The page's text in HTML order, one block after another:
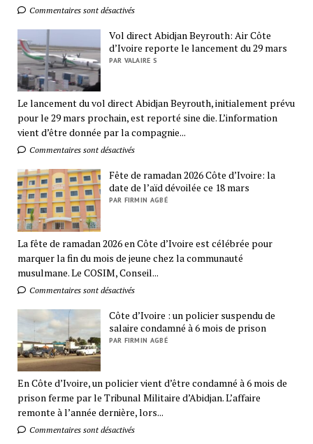
Commentaires sont désactivés
Vol direct Abidjan Beyrouth: Air Côte
d’Ivoire reporte le lancement du 29 mars
PAR VALAIRE S
Le lancement du vol direct Abidjan Beyrouth, initialement prévu
pour le 29 mars prochain, est reporté sine die. L’information
vient d’être donnée par la compagnie...
Commentaires sont désactivés
Fête de ramadan 2026 Côte d’Ivoire: la
date de l’aïd dévoilée ce 18 mars
PAR FIRMIN AGBÉ
La fête de ramadan 2026 en Côte d’Ivoire est célébrée pour
marquer la fin du mois de jeune chez la communauté
musulmane. Le COSIM, Conseil...
Commentaires sont désactivés
Côte d’Ivoire : un policier suspendu de
salaire condamné à 6 mois de prison
PAR FIRMIN AGBÉ
En Côte d’Ivoire, un policier vient d’être condamné à 6 mois de
prison ferme par le Tribunal Militaire d’Abidjan. L’affaire
remonte à l’année dernière, lors...
Commentaires sont désactivés